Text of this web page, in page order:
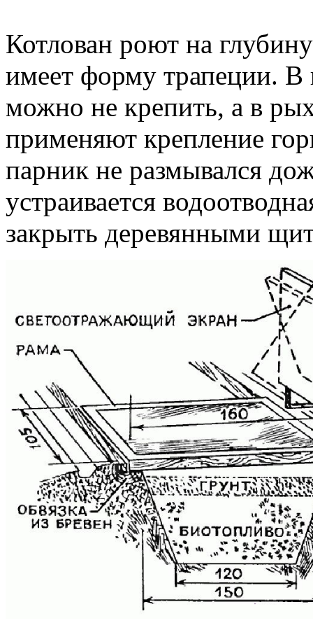
Котлован роют на
имеет форму трапеции. В
можно не крепить, а в
применяют крепление
парник не размывался
устраивается
закрыть деревянными